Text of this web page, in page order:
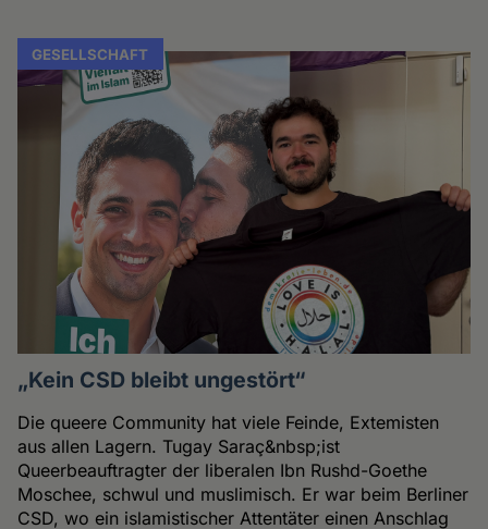
GESELLSCHAFT
„Kein CSD bleibt ungestört“
Die queere Community hat viele Feinde, Extemisten
aus allen Lagern. Tugay Saraç&nbsp;ist
Queerbeauftragter der liberalen Ibn Rushd-Goethe
Moschee, schwul und muslimisch. Er war beim Berliner
CSD, wo ein islamistischer Attentäter einen Anschlag